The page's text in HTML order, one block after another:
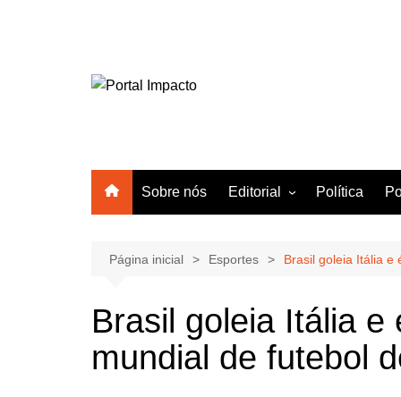
Sobre nós Editorial
Manaus
Mundo
Política
Página inicial Esportes Brasil goleia Itália e
Brasil goleia Itália e
mundial de futebol